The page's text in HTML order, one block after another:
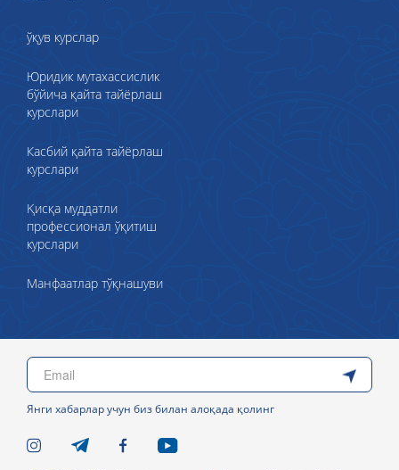
ўқув курслар
Юридик мутахассислик
бўйича қайта тайёрлаш
курслари
Касбий қайта тайёрлаш
курслари
Қисқа муддатли
профессионал ўқитиш
курслари
Манфаатлар тўқнашуви
Янги хабарлар учун биз билан алоқада қолинг